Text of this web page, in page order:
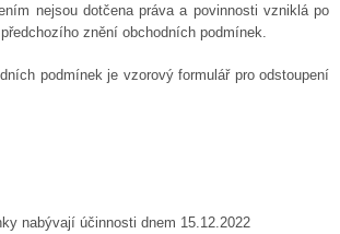
nejsou dotčena práva a povinnosti vzniklá po
znění obchodních podmínek.
podmínek je vzorový formulář pro odstoupení
nabývají účinnosti dnem 15.12.2022